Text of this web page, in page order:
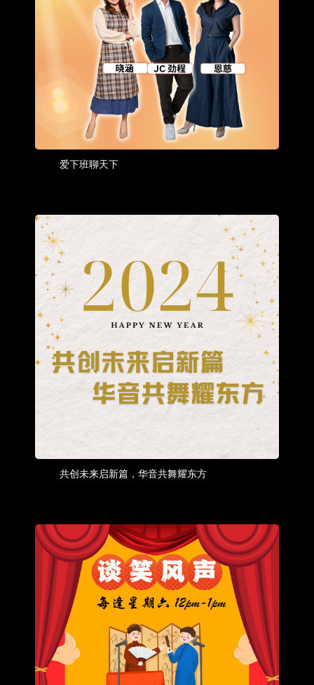
爱下班聊天下
共创未来启新篇，华音共舞耀东方